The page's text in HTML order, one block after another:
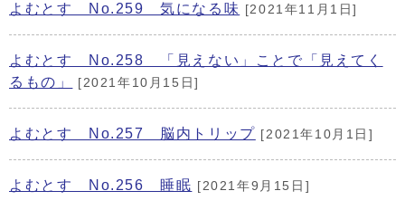
よむとす No.259 気になる味 [2021年11月1日]
よむとす No.258 「見えない」ことで「見えてく
るもの」
[2021年10月15日]
よむとす No.257 脳内トリップ [2021年10月1日]
よむとす No.256 睡眠 [2021年9月15日]